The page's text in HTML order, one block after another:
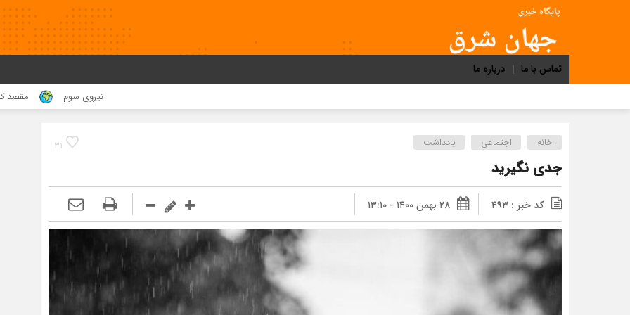
تماس با ما
درباره ما
مقصد کجا بود !؟
۳۱ خانه اجتماعی یادداشت
جدی نگیرید
کد خبر : ۴۹۳ ۲۸ بهمن ۱۴۰۰ - ۱۳:۱۰